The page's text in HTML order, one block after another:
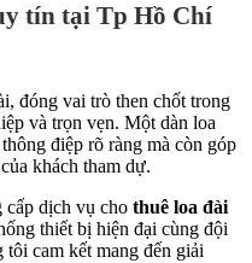
tín tại Tp Hồ Chí
đóng vai trò then chốt trong
và trọn vẹn. Một dàn loa
điệp rõ ràng mà còn góp
khách tham dự.
cấp dịch vụ cho thuê loa đài
thiết bị hiện đại cùng đội
cam kết mang đến giải